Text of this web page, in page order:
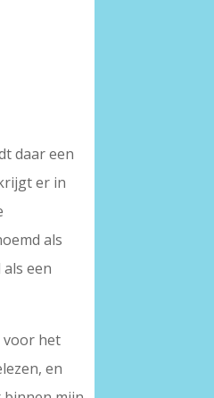
daar een
er in
als
een
voor het
en